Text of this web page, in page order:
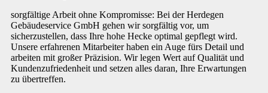
sorgfältige Arbeit ohne Kompromisse: Bei der Herdegen
Gebäudeservice GmbH gehen wir sorgfältig vor, um
sicherzustellen, dass Ihre hohe Hecke optimal gepflegt wird.
Unsere erfahrenen Mitarbeiter haben ein Auge fürs Detail und
arbeiten mit großer Präzision. Wir legen Wert auf Qualität und
Kundenzufriedenheit und setzen alles daran, Ihre Erwartungen
zu übertreffen.